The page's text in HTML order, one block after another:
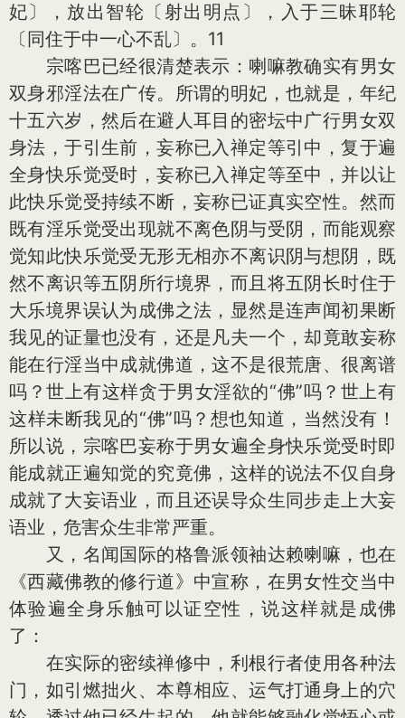
妃〕，放出智轮〔射出明点〕，入于三昧耶轮
〔同住于中一心不乱〕。11
宗喀巴已经很清楚表示：喇嘛教确实有男女
双身邪淫法在广传。所谓的明妃，也就是，年纪
十五六岁，然后在避人耳目的密坛中广行男女双
身法，于引生前，妄称已入禅定等引中，复于遍
全身快乐觉受时，妄称已入禅定等至中，并以让
此快乐觉受持续不断，妄称已证真实空性。然而
既有淫乐觉受出现就不离色阴与受阴，而能观察
觉知此快乐觉受无形无相亦不离识阴与想阴，既
然不离识等五阴所行境界，而且将五阴长时住于
大乐境界误认为成佛之法，显然是连声闻初果断
我见的证量也没有，还是凡夫一个，却竟敢妄称
能在行淫当中成就佛道，这不是很荒唐、很离谱
吗？世上有这样贪于男女淫欲的“佛”吗？世上有
这样未断我见的“佛”吗？想也知道，当然没有！
所以说，宗喀巴妄称于男女遍全身快乐觉受时即
能成就正遍知觉的究竟佛，这样的说法不仅自身
成就了大妄语业，而且还误导众生同步走上大妄
语业，危害众生非常严重。
又，名闻国际的格鲁派领袖达赖喇嘛，也在
《西藏佛教的修行道》中宣称，在男女性交当中
体验遍全身乐触可以证空性，说这样就是成佛
了：
在实际的密续禅修中，利根行者使用各种法
门，如引燃拙火、本尊相应、运气打通身上的穴